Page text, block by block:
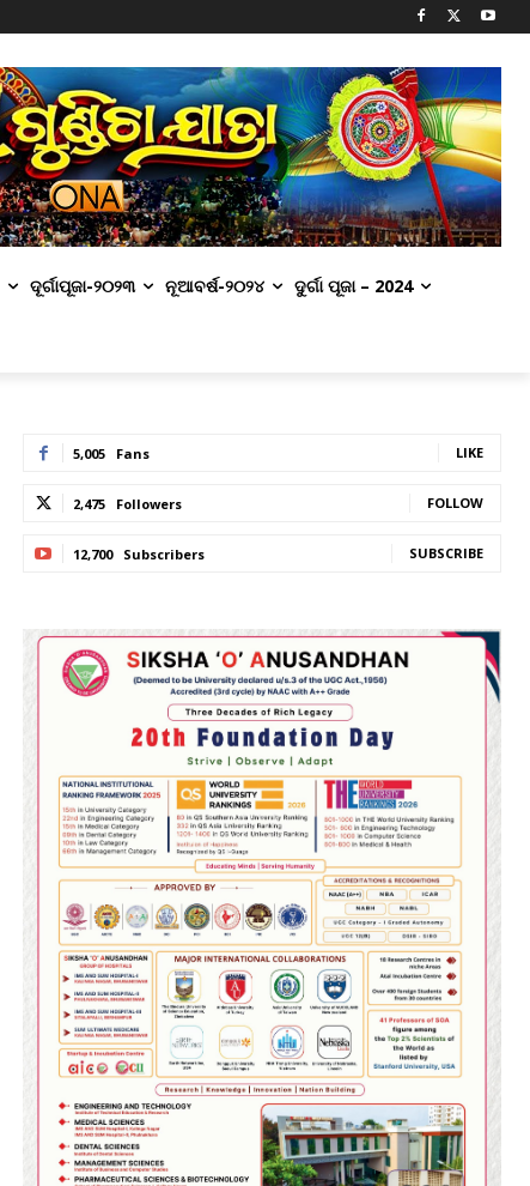
ଦୂର୍ଗାପୂଜା-୨୦୨୩ ନୂଆବର୍ଷ-୨୦୨୪ ଦୁର୍ଗା ପୂଜା – 2024
5,005 Fans LIKE
2,475 Followers FOLLOW
12,700 Subscribers SUBSCRIBE